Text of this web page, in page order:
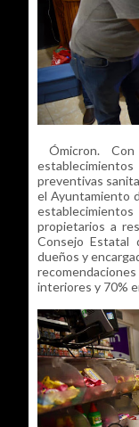
Ómicron.
establecimientos
preventivas
el Ayuntamiento
propietarios a
Consejo Estatal
dueños y
interiores y 70%